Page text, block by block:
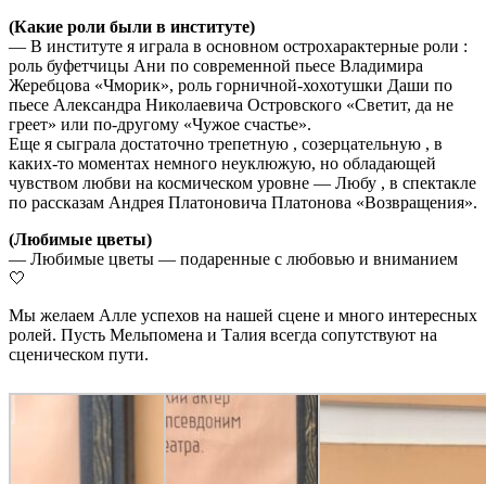
(Какие роли были в институте)
— В институте я играла в основном острохарактерные роли :
роль буфетчицы Ани по современной пьесе Владимира
Жеребцова «Чморик», роль горничной-хохотушки Даши по
пьесе Александра Николаевича Островского «Светит, да не
греет» или по-другому «Чужое счастье».
Еще я сыграла достаточно трепетную , созерцательную , в
каких-то моментах немного неуклюжую, но обладающей
чувством любви на космическом уровне — Любу , в спектакле
по рассказам Андрея Платоновича Платонова «Возвращения».
(Любимые цветы)
— Любимые цветы — подаренные с любовью и вниманием
🤍
Мы желаем Алле успехов на нашей сцене и много интересных
ролей. Пусть Мельпомена и Талия всегда сопутствуют на
сценическом пути.